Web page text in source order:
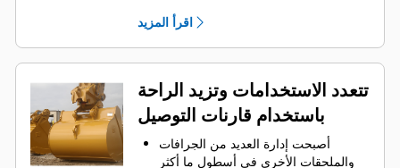
يمكنك حماية أهم المناطق التي تتعرض
للتآكل المفرط في جرافتك أثناء احتكاكها
بالمواد بدرجة كبيرة باستخدام أدوات
التعشيق الأرضية (GET) من Cat
يمكنك العمل في تطبيقات الإنتاج عالية
المتطلبات، واختراق الأكوام بشكل أسهل
مع تسريع أوقات الدورات من خلال أدوات
Advansys
من Cat
قم بتركيب الأطراف وإزالتها بشكل أسرع
اقرأ المزيد
تتعدد الاستخدامات وتزيد الراحة
باستخدام قارنات التوصيل
أصبحت إدارة العديد من الجرافات
والملحقات الأخرى في أسطول ما أكثر